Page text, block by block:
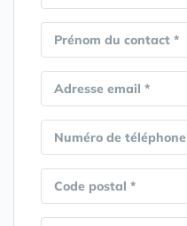
Prénom du contact *
Adresse email *
Numéro de
Code postal *